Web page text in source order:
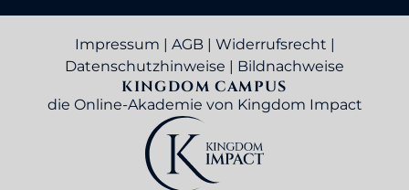
Impressum | AGB| Widerrufsrecht |
Datenschutzhinweise | Bildnachweise
KINGDOM CAMPUS
die Online-Akademie von Kingdom Impact